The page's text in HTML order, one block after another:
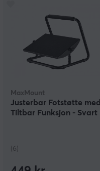
MaxMount
Justerbar Fotstøtte med
Tiltbar Funksjon - Svart
(6)